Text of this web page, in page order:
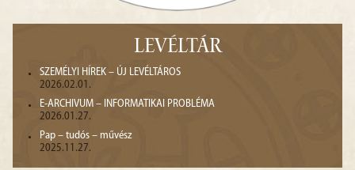
LEVÉLTÁR
SZEMÉLYI HÍREK – ÚJ LEVÉLTÁROS
2026.02.01.
E-ARCHIVUM – INFORMATIKAI PROBLÉMA
2026.01.27.
Pap – tudós – művész
2025.11.27.